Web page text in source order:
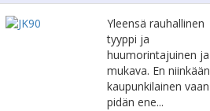
Yleensä rauhallinen
tyyppi ja
huumorintajuinen ja
mukava. En niinkään
kaupunkilainen vaan
pidän ene...